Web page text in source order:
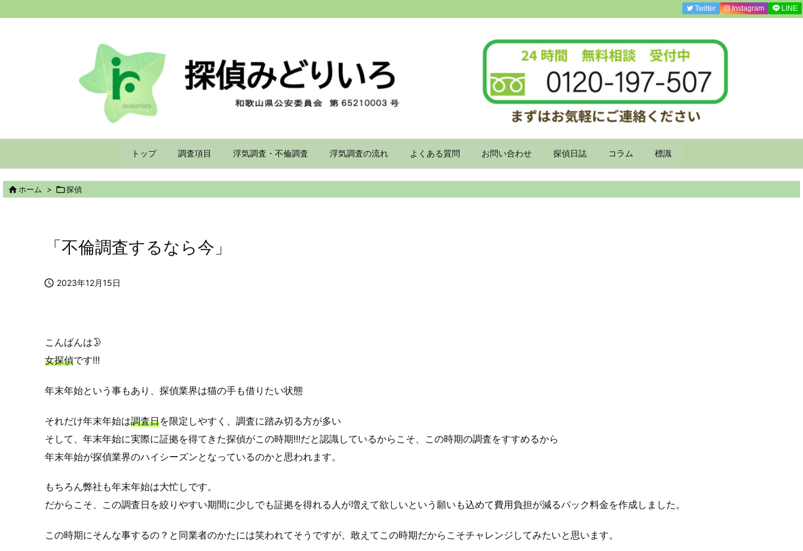
トップ 調査項目 浮気調査・不倫調査 浮気調査の流れ よくある質問 お問い合わせ 探偵日誌 コラム 標識
Twitter Instagram LINE
 ホーム > 探偵
「不倫調査するなら今」
 2023年12月15日
こんばんは🌛
女探偵です!!!
年末年始という事もあり、探偵業界は猫の手も借りたい状態
それだけ年末年始は調査日を限定しやすく、調査に踏み切る方が多い
そして、年末年始に実際に証拠を得てきた探偵がこの時期!!!だと認識しているからこそ、この時期の調査をすすめるから
年末年始が探偵業界のハイシーズンとなっているのかと思われます。
もちろん弊社も年末年始は大忙しです。
だからこそ、この調査日を絞りやすい期間に少しでも証拠を得れる人が増えて欲しいという願いも込めて費用負担が減るパック料金を作成しました。
この時期にそんな事するの？と同業者のかたには笑われてそうですが、敢えてこの時期だからこそチャレンジしてみたいと思います。